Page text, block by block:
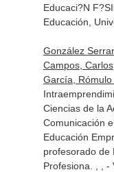
Educaci?N
Educación,
González
Campos,
García,
Ciencias de la
Comunicación
Educación
profesorado de
Profesiona. , , -